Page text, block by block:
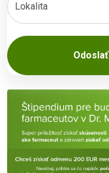
Lokalita
Odoslať